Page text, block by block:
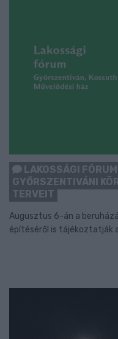
LAKOSSÁGI
GYŐRSZENTIVÁNI
TERVEIT
Augusztus 6-án a
építéséről is tájékoztatják